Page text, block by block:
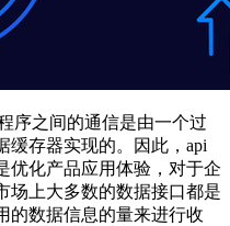
之间的通信是由一个过
缓存器实现的。因此，api
优化产品应用体验，对于企
场上大多数的数据接口都是
的数据信息的量来进行收